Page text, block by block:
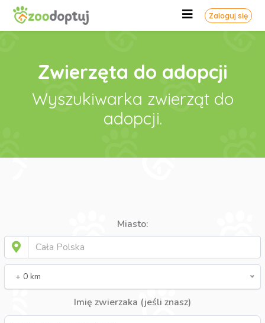
Zaloguj się
Zwierzęta do adopcji
Wyszukiwarka zwierząt do
adopcji.
Miasto:
+ 0 km
Imię zwierzaka (jeśli znasz)